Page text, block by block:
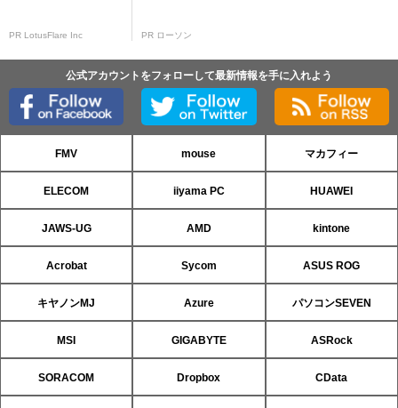
PR LotusFlare Inc PR ローソン
公式アカウントをフォローして最新情報を手に入れよう
FMV mouse マカフィー
ELECOM iiyama PC HUAWEI
JAWS-UG AMD kintone
Acrobat Sycom ASUS ROG
キヤノンMJ Azure パソコンSEVEN
MSI GIGABYTE ASRock
SORACOM Dropbox CData